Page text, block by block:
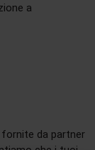
a
fornite da partner